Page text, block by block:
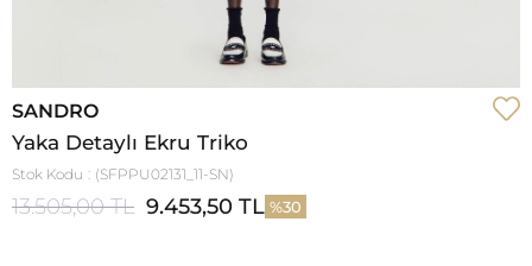
SANDRO
Yaka Detaylı Ekru Triko
Stok Kodu (SFPPU02131_11-SN)
13.505,00 TL 9.453,50 TL 30